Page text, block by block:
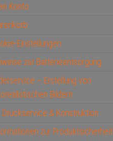
Konto
Einstellungen
zur Batterieentsorgung
– Erstellung von
Bildern
Druckservice & Konstruktion
zur Produktsicherheit